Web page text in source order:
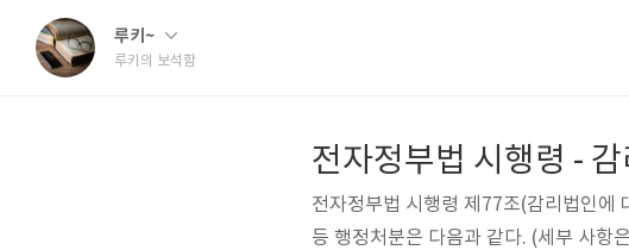
루키~
루키의 보석함
전자정부법 시행령 -
전자정부법 시행령 제77조(감리법인에
등 행정처분은 다음과 같다. (세부 사항